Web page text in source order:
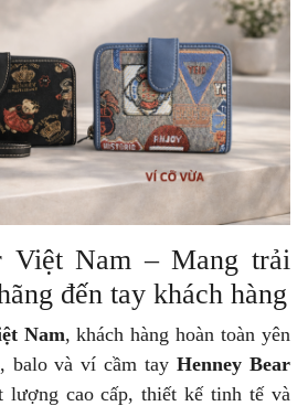
Việt Nam – Mang trải
đến tay khách hàng
Nam, khách hàng hoàn toàn yên
balo và ví cầm tayHenney Bear
cao cấp, thiết kế tinh tế và